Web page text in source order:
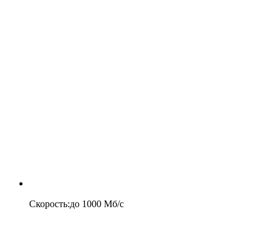
Скорость:до 1000 Мб/c